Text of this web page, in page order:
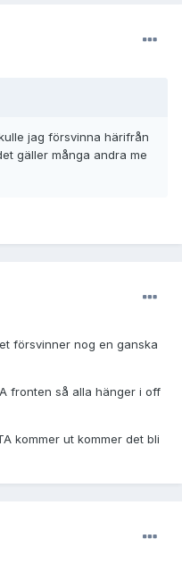
jag försvinna härifrån
gäller många andra me
försvinner nog en ganska
fronten så alla hänger i off
kommer ut kommer det bli